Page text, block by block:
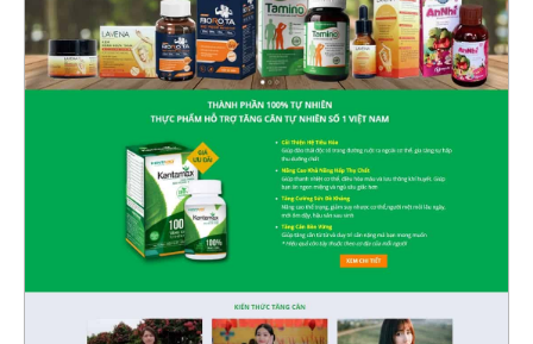
4574
CHI TIẾT
XEM THỰC TẾ